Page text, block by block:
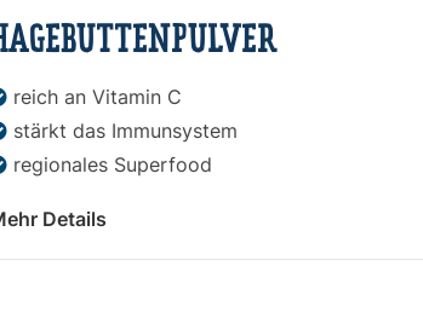
reich an Vitamin C
stärkt das Immunsystem
regionales Superfood
Details